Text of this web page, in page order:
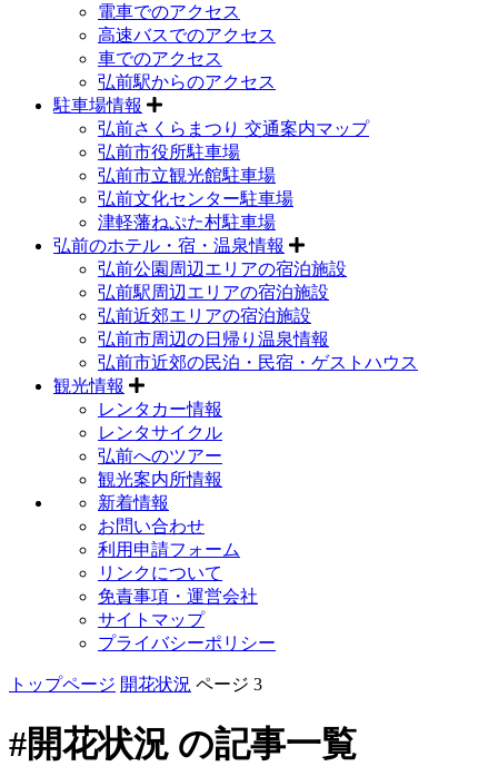
電車でのアクセス
高速バスでのアクセス
車でのアクセス
弘前駅からのアクセス
駐車場情報
弘前さくらまつり 交通案内マップ
弘前市役所駐車場
弘前市立観光館駐車場
弘前文化センター駐車場
津軽藩ねぷた村駐車場
弘前のホテル・宿・温泉情報
弘前公園周辺エリアの宿泊施設
弘前駅周辺エリアの宿泊施設
弘前近郊エリアの宿泊施設
弘前市周辺の日帰り温泉情報
弘前市近郊の民泊・民宿・ゲストハウス
観光情報
レンタカー情報
レンタサイクル
弘前へのツアー
観光案内所情報
新着情報
お問い合わせ
利用申請フォーム
リンクについて
免責事項・運営会社
サイトマップ
プライバシーポリシー
トップページ 開花状況 ページ 3
#開花状況 の記事一覧